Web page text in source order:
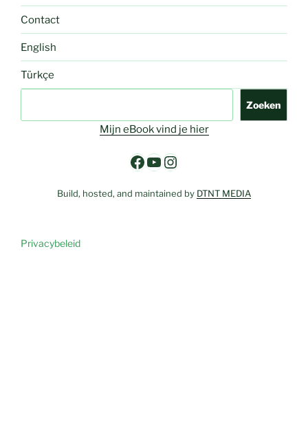
Contact
English
Türkçe
Zoeken
Mijn eBook vind je hier
Facebook
YouTube
Instagram
Build, hosted, and maintained by DTNT MEDIA
Privacybeleid